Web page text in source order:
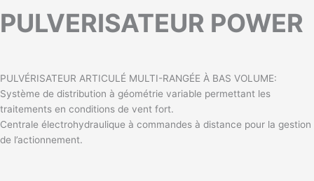
PULVERISATEUR POWER
PULVÉRISATEUR ARTICULÉ MULTI-RANGÉE À BAS VOLUME:
Système de distribution à géométrie variable permettant les
traitements en conditions de vent fort.
Centrale électrohydraulique à commandes à distance pour la gestion
de l’actionnement.